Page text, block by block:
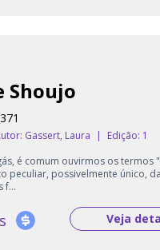
Shoujo
Gassert, Laura |
Edição: 1
é comum ouvirmos os termos
peculiar, possivelmente único,
f...
Veja